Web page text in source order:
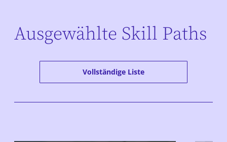
Ausgewählte Skill Paths
Vollständige Liste